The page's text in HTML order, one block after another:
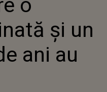
o
și un
ani au